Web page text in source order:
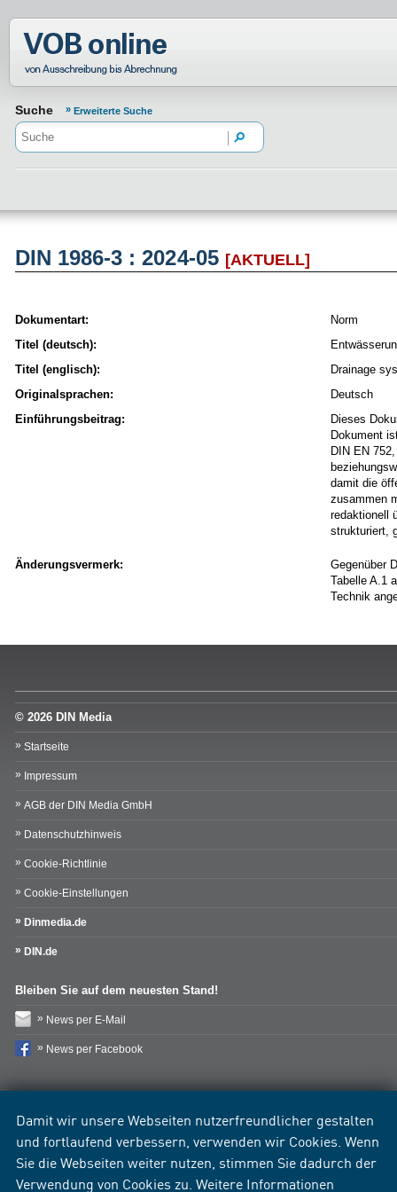
Damit wir unsere Webseiten nutzerfreundlicher gestalten
und fortlaufend verbessern, verwenden wir Cookies. Wenn
Sie die Webseiten weiter nutzen, stimmen Sie dadurch der
Verwendung von Cookies zu. Weitere Informationen
Normenportal Barrierefreiheit
Suche Erweiterte Suche
DIN 1986-3 : 2024-05 [AKTUELL]
Dokumentart:
Norm
Titel (deutsch):
Titel (englisch):
Drainage
Originalsprachen:
Deutsch
Einführungsbeitrag:
Dieses
Dokument
DIN EN
damit die
zusammen
redaktionell
strukturiert,
Änderungsvermerk:
Gegenüber
Tabelle A.1
Technik
© 2026 DIN Media
Startseite
Impressum
AGB der DIN Media GmbH
Datenschutzhinweis
Cookie-Richtlinie
Cookie-Einstellungen
Dinmedia.de
DIN.de
Bleiben Sie auf dem neuesten Stand!
News per E-Mail
News per Facebook